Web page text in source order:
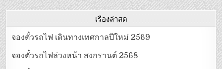
เรื่องล่าสุด
จองตั๋วรถไฟ เดินทางเทศกาลปีใหม่ 2569
จองตั๋วรถไฟล่วงหน้า สงกรานต์ 2568